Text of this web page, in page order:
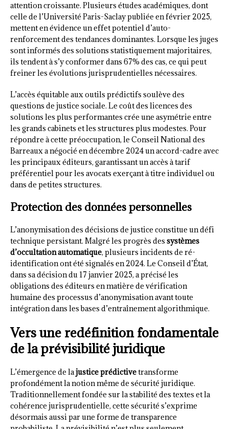
attention croissante. Plusieurs études académiques, dont
celle de l’Université Paris-Saclay publiée en février 2025,
mettent en évidence un effet potentiel d’auto-
renforcement des tendances dominantes. Lorsque les juges
sont informés des solutions statistiquement majoritaires,
ils tendent à s’y conformer dans 67% des cas, ce qui peut
freiner les évolutions jurisprudentielles nécessaires.
L’accès équitable aux outils prédictifs soulève des
questions de justice sociale. Le coût des licences des
solutions les plus performantes crée une asymétrie entre
les grands cabinets et les structures plus modestes. Pour
répondre à cette préoccupation, le Conseil National des
Barreaux a négocié en décembre 2024 un accord-cadre avec
les principaux éditeurs, garantissant un accès à tarif
préférentiel pour les avocats exerçant à titre individuel ou
dans de petites structures.
Protection des données personnelles
L’anonymisation des décisions de justice constitue un défi
technique persistant. Malgré les progrès des systèmes
d’occultation automatique, plusieurs incidents de ré-
identification ont été signalés en 2024. Le Conseil d’État,
dans sa décision du 17 janvier 2025, a précisé les
obligations des éditeurs en matière de vérification
humaine des processus d’anonymisation avant toute
intégration dans les bases d’entraînement algorithmique.
Vers une redéfinition fondamentale
de la prévisibilité juridique
L’émergence de lajustice prédictivetransforme
profondément la notion même de sécurité juridique.
Traditionnellement fondée sur la stabilité des textes et la
cohérence jurisprudentielle, cette sécurité s’exprime
désormais aussi par une forme de transparence